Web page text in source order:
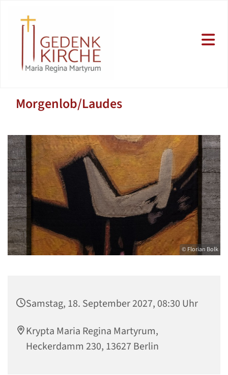
Morgenlob/Laudes
© Florian Bolk
Samstag, 18. September 2027, 08:30 Uhr
Krypta Maria Regina Martyrum,
Heckerdamm 230, 13627 Berlin